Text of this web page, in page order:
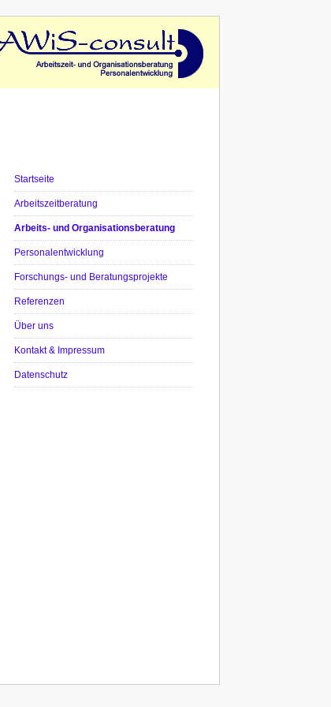
Startseite
Arbeitszeitberatung
Arbeits- und Organisationsberatung
Personalentwicklung
Forschungs- und Beratungsprojekte
Referenzen
Über uns
Kontakt & Impressum
Datenschutz